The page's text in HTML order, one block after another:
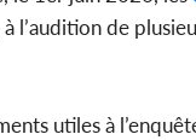
l’audition de
utiles à